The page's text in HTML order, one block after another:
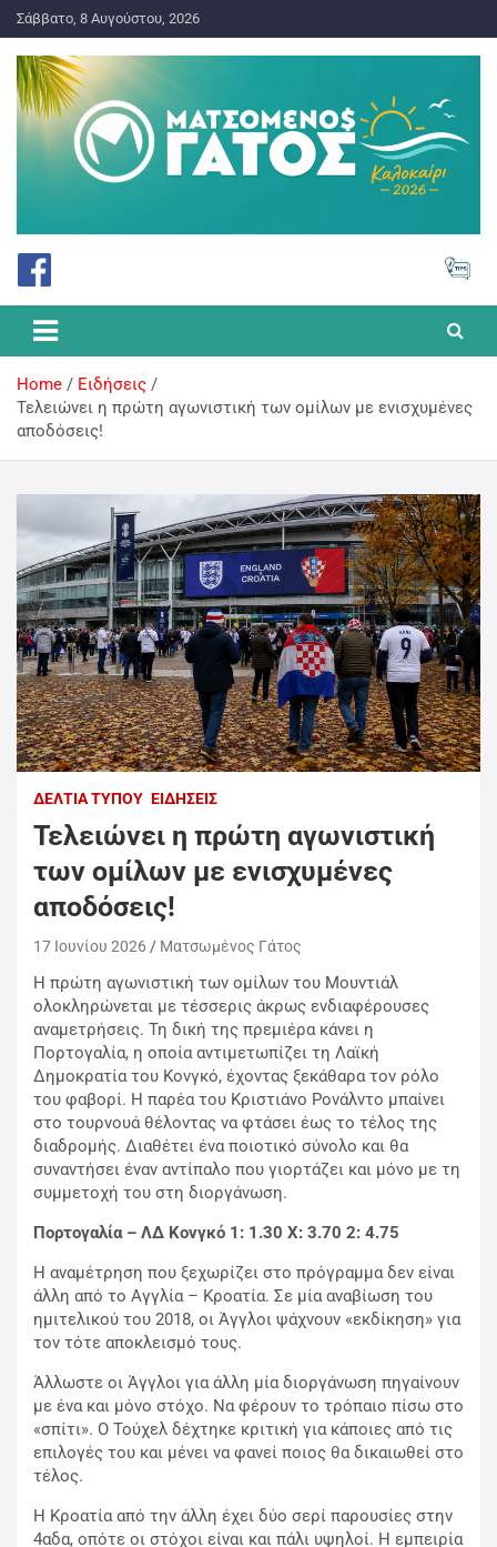
Σάββατο, 8 Αυγούστου, 2026
Ματσωμένος Γάτος – Όλα για
το Στοίχημα
Home
Ειδήσεις
Τελειώνει η πρώτη αγωνιστική των ομίλων με ενισχυμένες
αποδόσεις!
ΔΕΛΤΊΑ ΤΎΠΟΥ ΕΙΔΉΣΕΙΣ
Τελειώνει η πρώτη αγωνιστική
των ομίλων με ενισχυμένες
αποδόσεις!
17 Ιουνίου 2026 Ματσωμένος Γάτος
Η πρώτη αγωνιστική των ομίλων του Μουντιάλ
ολοκληρώνεται με τέσσερις άκρως ενδιαφέρουσες
αναμετρήσεις. Τη δική της πρεμιέρα κάνει η
Πορτογαλία, η οποία αντιμετωπίζει τη Λαϊκή
Δημοκρατία του Κονγκό, έχοντας ξεκάθαρα τον ρόλο
του φαβορί. Η παρέα του Κριστιάνο Ρονάλντο μπαίνει
στο τουρνουά θέλοντας να φτάσει έως το τέλος της
διαδρομής. Διαθέτει ένα ποιοτικό σύνολο και θα
συναντήσει έναν αντίπαλο που γιορτάζει και μόνο με τη
συμμετοχή του στη διοργάνωση.
Πορτογαλία – ΛΔ Κονγκό 1: 1.30 X: 3.70 2: 4.75
Η αναμέτρηση που ξεχωρίζει στο πρόγραμμα δεν είναι
άλλη από το Αγγλία – Κροατία. Σε μία αναβίωση του
ημιτελικού του 2018, οι Άγγλοι ψάχνουν «εκδίκηση» για
τον τότε αποκλεισμό τους.
Άλλωστε οι Άγγλοι για άλλη μία διοργάνωση πηγαίνουν
με ένα και μόνο στόχο. Να φέρουν το τρόπαιο πίσω στο
«σπίτι». Ο Τούχελ δέχτηκε κριτική για κάποιες από τις
επιλογές του και μένει να φανεί ποιος θα δικαιωθεί στο
τέλος.
Η Κροατία από την άλλη έχει δύο σερί παρουσίες στην
4αδα, οπότε οι στόχοι είναι και πάλι υψηλοί. Η εμπειρία